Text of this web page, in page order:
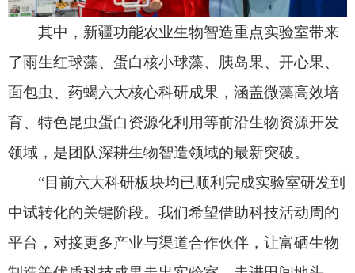
外，一系列特色科普活动也将陆续落地开展，进一
步推动科学知识走进基层、服务民生。（全媒体记
者 高萌 王鹏飞）
责任编辑：高兰